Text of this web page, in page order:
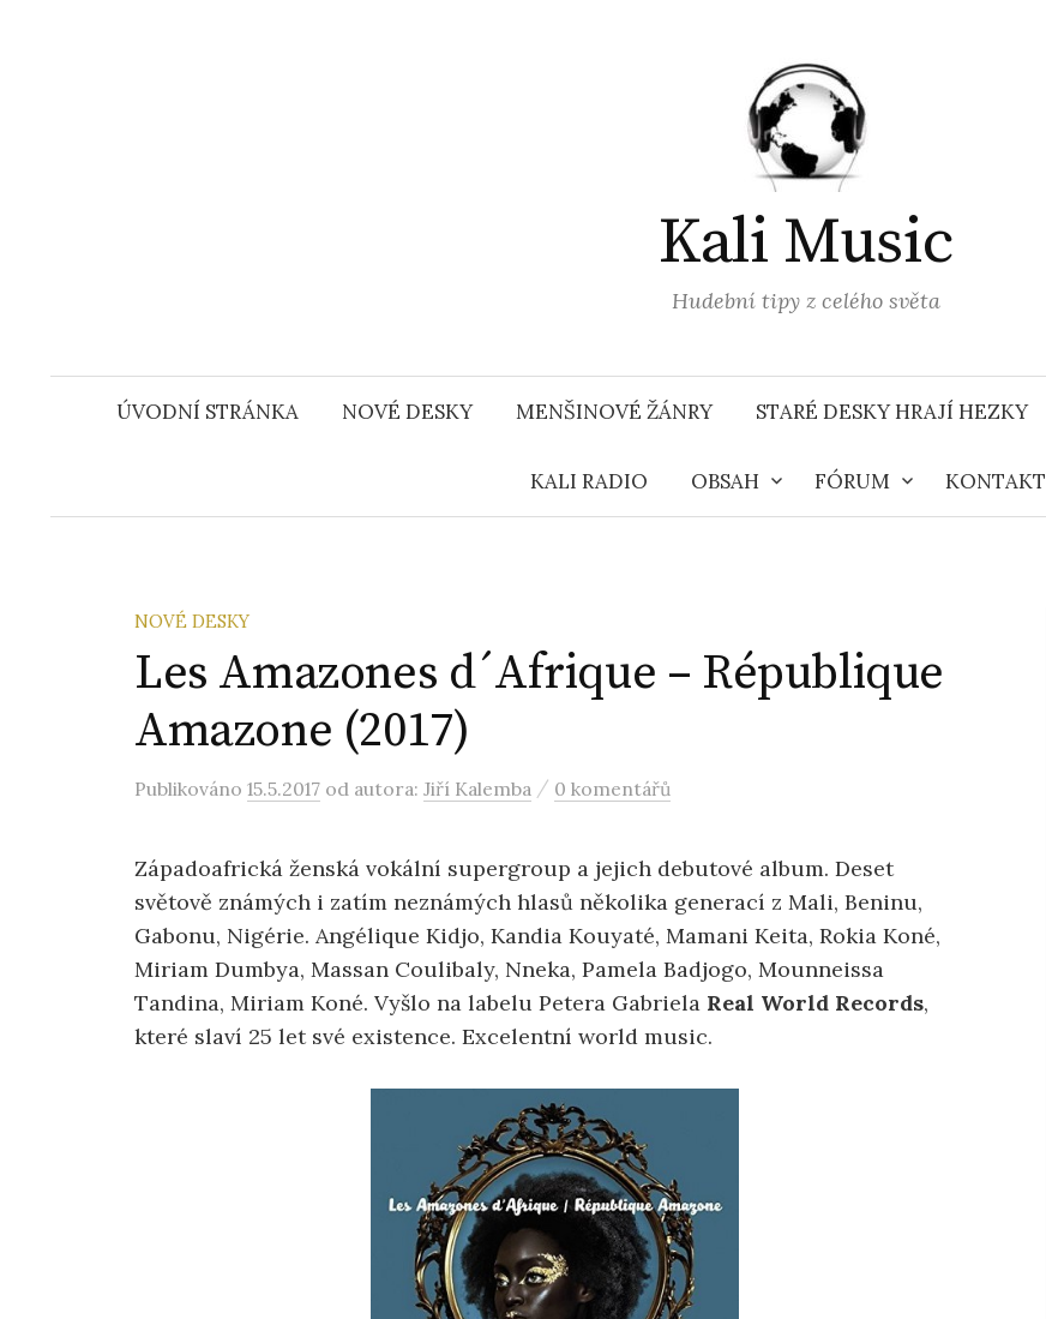
Kali Music
Hudební tipy z celého světa
ÚVODNÍ STRÁNKA NOVÉ DESKY MENŠINOVÉ ŽÁNRY STARÉ DESKY HRAJÍ HEZKY
KALI RADIO OBSAH FÓRUM KONTAKT
NOVÉ DESKY
Les Amazones d´Afrique – République
Amazone (2017)
Publikováno 15.5.2017 od autora: Jiří Kalemba / 0 komentářů
Západoafrická ženská vokální supergroup a jejich debutové album. Deset
světově známých i zatím neznámých hlasů několika generací z Mali, Beninu,
Gabonu, Nigérie. Angélique Kidjo, Kandia Kouyaté, Mamani Keita, Rokia Koné,
Miriam Dumbya, Massan Coulibaly, Nneka, Pamela Badjogo, Mounneissa
Tandina, Miriam Koné. Vyšlo na labelu Petera Gabriela Real World Records,
které slaví 25 let své existence. Excelentní world music.